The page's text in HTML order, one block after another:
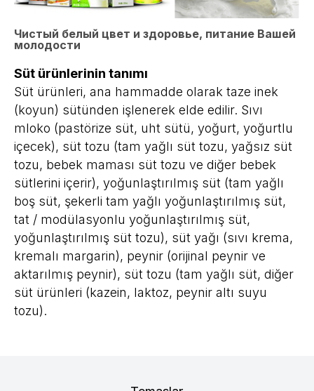
Чистый белый цвет и здоровье, питание Вашей
молодости
Süt ürünlerinin tanımı
Süt ürünleri, ana hammadde olarak taze inek
(koyun) sütünden işlenerek elde edilir. Sıvı
mloko (pastörize süt, uht sütü, yoğurt, yoğurtlu
içecek), süt tozu (tam yağlı süt tozu, yağsız süt
tozu, bebek maması süt tozu ve diğer bebek
sütlerini içerir), yoğunlaştırılmış süt (tam yağlı
boş süt, şekerli tam yağlı yoğunlaştırılmış süt,
tat / modülasyonlu yoğunlaştırılmış süt,
yoğunlaştırılmış süt tozu), süt yağı (sıvı krema,
kremalı margarin), peynir (orijinal peynir ve
aktarılmış peynir), süt tozu (tam yağlı süt, diğer
süt ürünleri (kazein, laktoz, peynir altı suyu
tozu).